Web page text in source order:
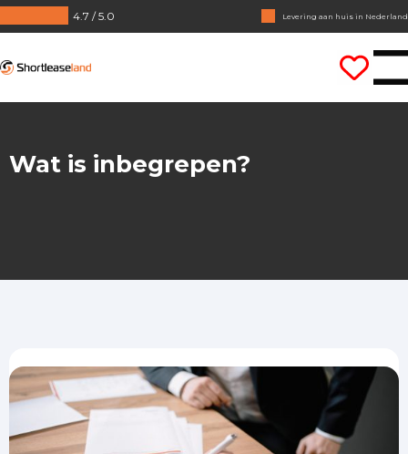
4.7 / 5.0
Geen jaarcijfers nodig
Direct rijden
Wat is inbegrepen?